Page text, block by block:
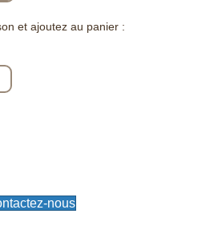
et ajoutez au panier :
nous